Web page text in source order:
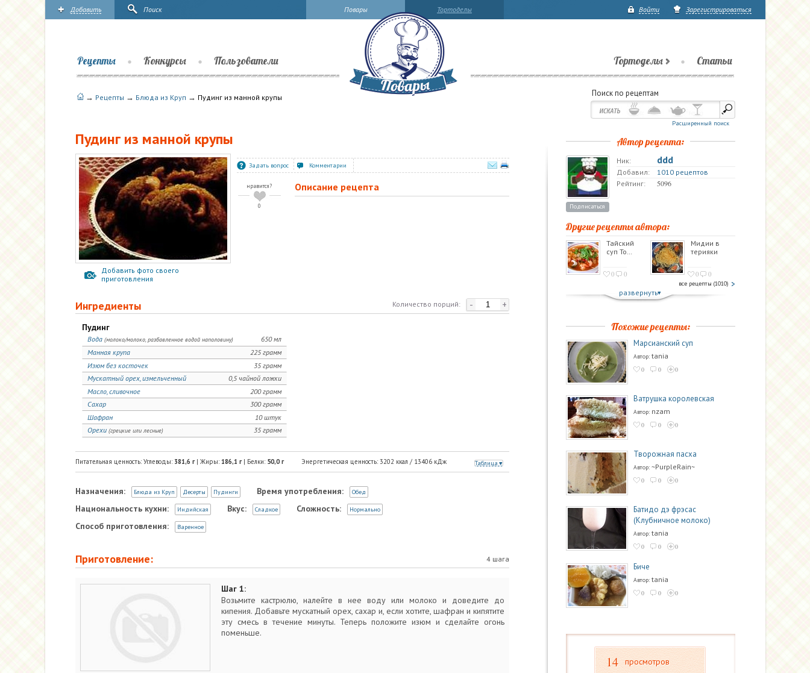
Тортоделы
Повары Войти Зарегистрироваться
Добавить Поиск
Тортоделы Статьи
Рецепты Конкурсы Пользователи
→ Рецепты → Блюда из Круп → Пудинг из манной крупы Поиск по рецептам
Расширенный поиск
Пудинг из манной крупы
Добавить фото своего
приготовления
Задать вопрос Комментарии
нравится?
0
Описание рецепта
- +
Количество порций:
Ингредиенты
Пудинг
650 мл
Вода(молоко/молоко, разбавленное водой наполовину)
225 грамм
Манная крупа
35 грамм
Изюм без косточек
0,5 чайной ложки
Мускатный орех, измельченный
200 грамм
Масло, сливочное
300 грамм
Сахар
10 штук
Шафран
35 грамм
Орехи(грецкие или лесные)
Таблица
Энергетическая ценность: 3202 ккал / 13406кДж
Питательная ценность: Углеводы: 381,6 г| Жиры: 186,1 г| Белки: 50,0г
Назначения: Блюда из Круп Десерты Пудинги Время употребления: Обед
Национальность кухни: Индийская Вкус: Сладкое Сложность: Нормально
Способ приготовления: Варенное
Приготовление: 4 шага
Шаг 1:
Возьмите кастрюлю, налейте в нее воду или молоко и доведите до
кипения. Добавьте мускатный орех, сахар и, если хотите, шафран и кипятите
эту смесь в течение минуты. Теперь положите изюм и сделайте огонь
поменьше.
Автор рецепта:
Подписаться
Ник: ddd
Добавил:
1010 рецептов
Рейтинг:
5096
Другие рецепты автора:
Тайский
суп То…
0 0
Мидии в
терияки
0 0
все рецепты (1010)
развернуть
Похожие рецепты:
Марсианский суп
Автор: tania
0 0 0
Ватрушка королевская
Автор: nzam
0 0 0
Творожная пасха
Автор: ~PurpleRain~
0 0 0
Батидо дэ фрэсас
(Клубничное молоко)
Автор: tania
0 0 0
Биче
Автор: tania
0 0 0
14 просмотров